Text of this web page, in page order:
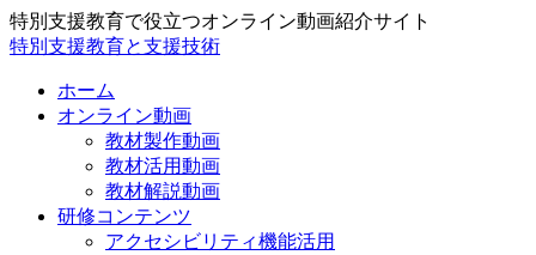
特別支援教育で役立つオンライン動画紹介サイト
特別支援教育と支援技術
ホーム
オンライン動画
教材製作動画
教材活用動画
教材解説動画
研修コンテンツ
アクセシビリティ機能活用